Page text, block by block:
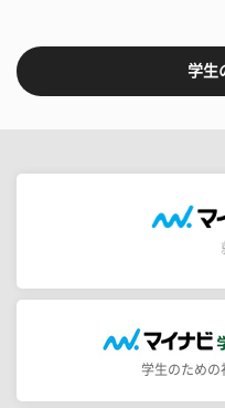
学生
学生のための